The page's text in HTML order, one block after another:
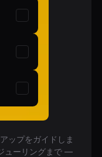
ップをガイドしま
ューリングまで —